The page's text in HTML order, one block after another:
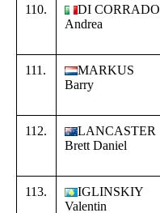
110.
DI CORRADO
Andrea
111.
MARKUS
Barry
112.
LANCASTER
Brett Daniel
113.
IGLINSKIY
Valentin